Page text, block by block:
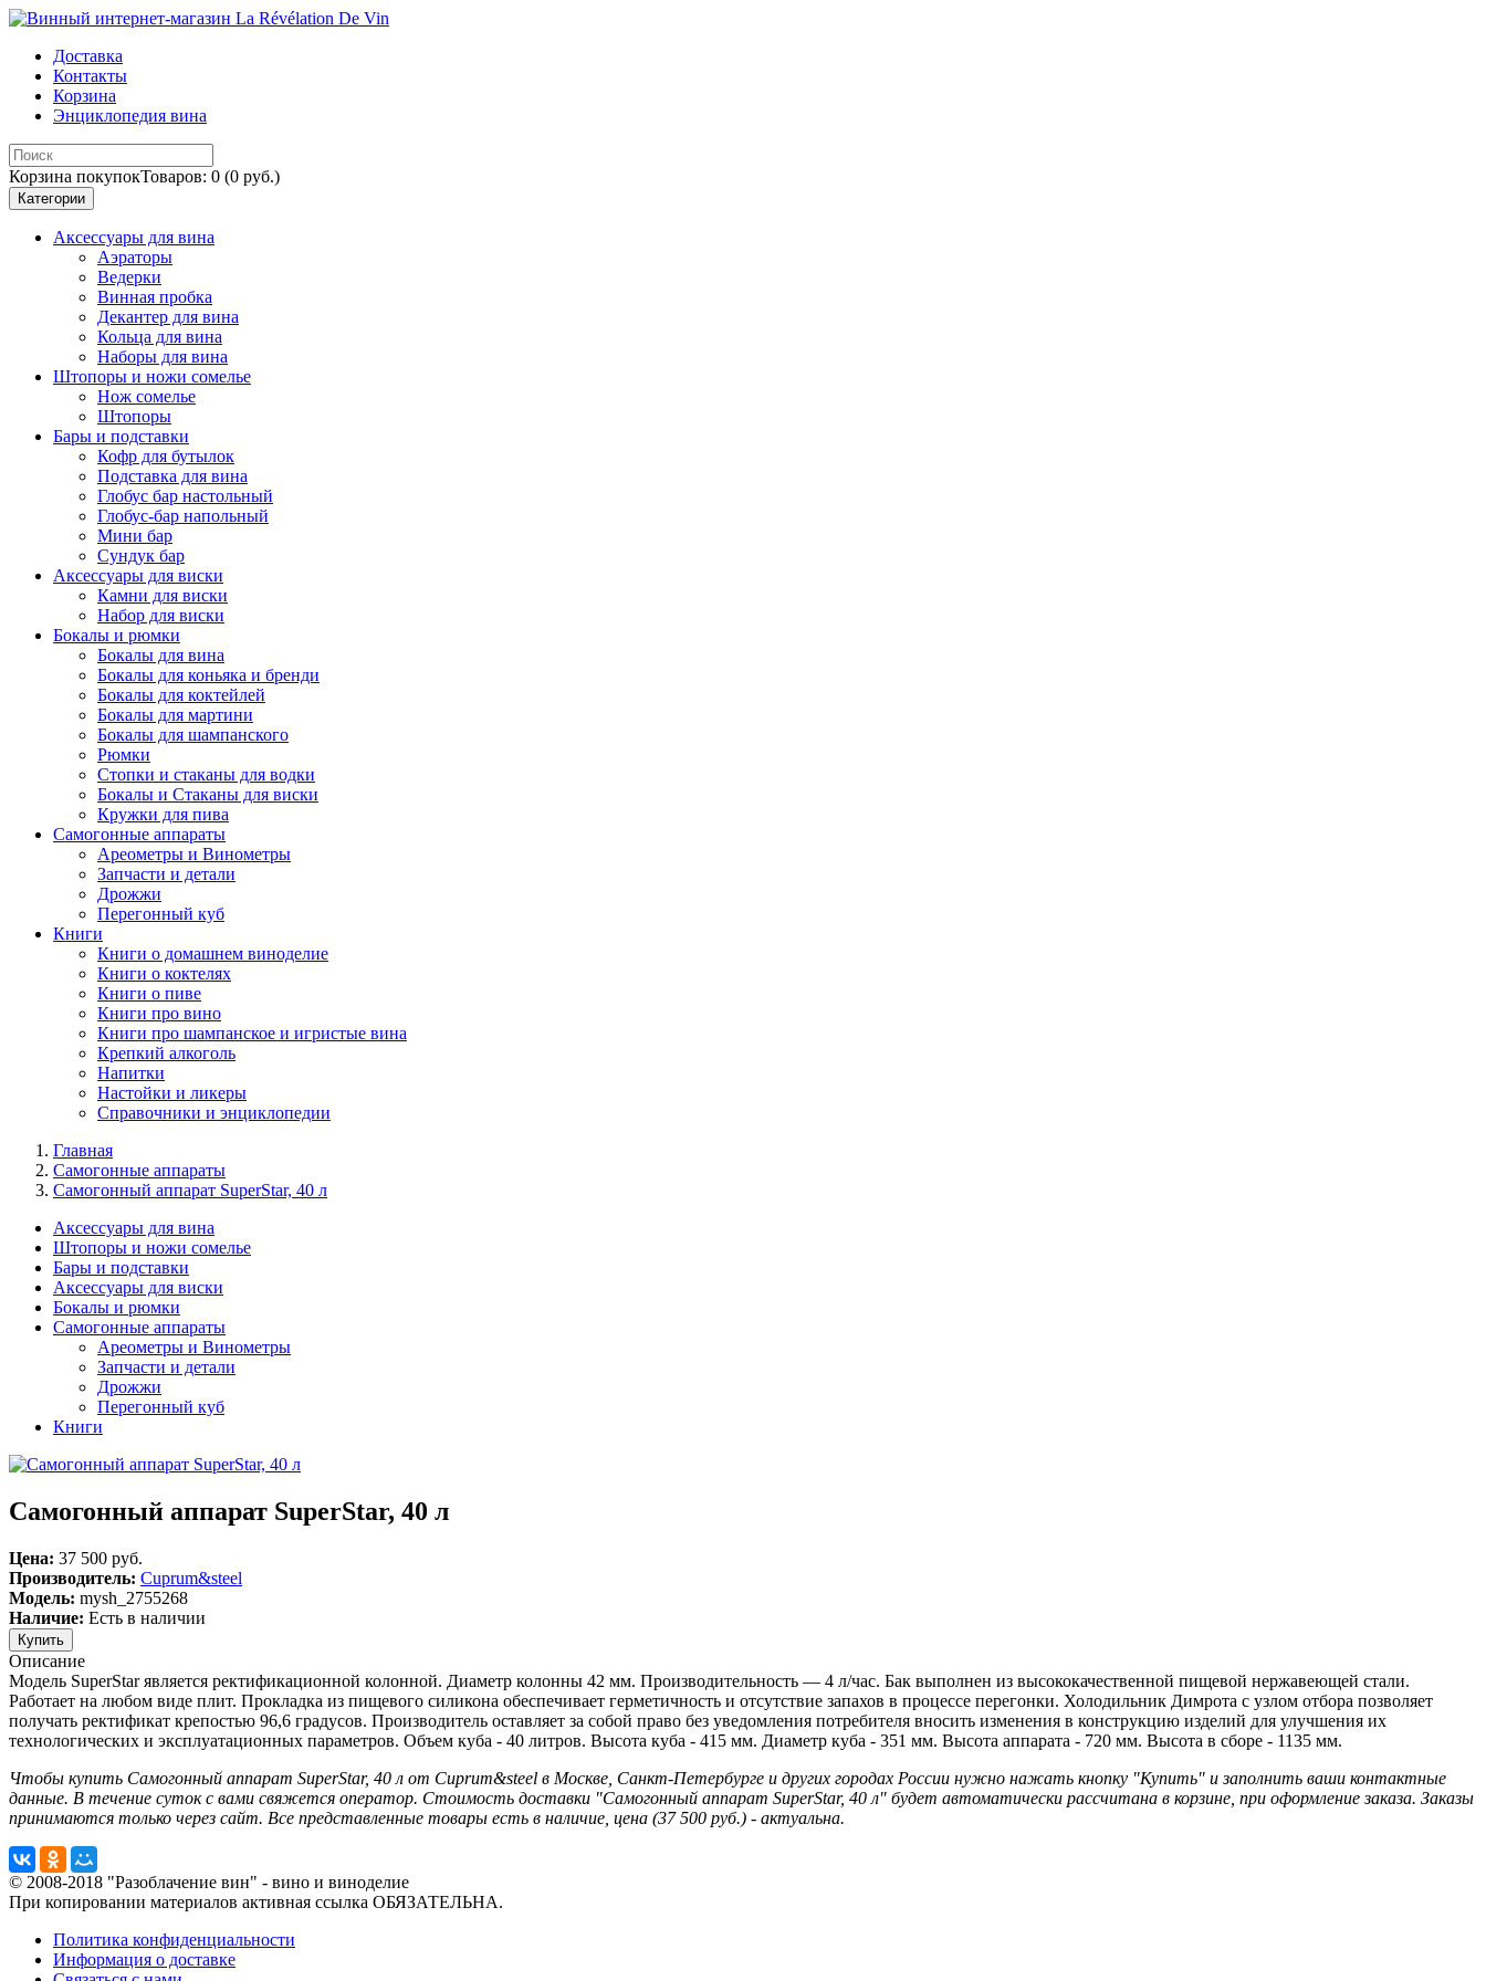
Доставка
Контакты
Корзина
Энциклопедия вина
Корзина покупокТоваров: 0 (0 руб.)
Категории
Аксессуары для вина
Аэраторы
Ведерки
Винная пробка
Декантер для вина
Кольца для вина
Наборы для вина
Штопоры и ножи сомелье
Нож сомелье
Штопоры
Бары и подставки
Кофр для бутылок
Подставка для вина
Глобус бар настольный
Глобус-бар напольный
Мини бар
Сундук бар
Аксессуары для виски
Камни для виски
Набор для виски
Бокалы и рюмки
Бокалы для вина
Бокалы для коньяка и бренди
Бокалы для коктейлей
Бокалы для мартини
Бокалы для шампанского
Рюмки
Стопки и стаканы для водки
Бокалы и Стаканы для виски
Кружки для пива
Самогонные аппараты
Ареометры и Винометры
Запчасти и детали
Дрожжи
Перегонный куб
Книги
Книги о домашнем виноделие
Книги о коктелях
Книги о пиве
Книги про вино
Книги про шампанское и игристые вина
Крепкий алкоголь
Напитки
Настойки и ликеры
Справочники и энциклопедии
Главная
Самогонные аппараты
Самогонный аппарат SuperStar, 40 л
Аксессуары для вина
Штопоры и ножи сомелье
Бары и подставки
Аксессуары для виски
Бокалы и рюмки
Самогонные аппараты
Ареометры и Винометры
Запчасти и детали
Дрожжи
Перегонный куб
Книги
Самогонный аппарат SuperStar, 40 л
Цена: 37 500 руб.
Производитель: Cuprum&steel
Модель: mysh_2755268
Наличие: Есть в наличии
Описание
Модель SuperStar является ректификационной колонной. Диаметр колонны 42 мм. Производительность — 4 л/час. Бак выполнен из высококачественной пищевой нержавеющей стали.
Работает на любом виде плит. Прокладка из пищевого силикона обеспечивает герметичность и отсутствие запахов в процессе перегонки. Холодильник Димрота с узлом отбора позволяет
получать ректификат крепостью 96,6 градусов. Производитель оставляет за собой право без уведомления потребителя вносить изменения в конструкцию изделий для улучшения их
технологических и эксплуатационных параметров. Объем куба - 40 литров. Высота куба - 415 мм. Диаметр куба - 351 мм. Высота аппарата - 720 мм. Высота в сборе - 1135 мм.
Чтобы купить Самогонный аппарат SuperStar, 40 л от Cuprum&steel в Москве, Санкт-Петербурге и других городах России нужно нажать кнопку "Купить" и заполнить ваши контактные
данные. В течение суток с вами свяжется оператор. Стоимость доставки "Самогонный аппарат SuperStar, 40 л" будет автоматически рассчитана в корзине, при оформление заказа. Заказы
принимаются только через сайт. Все представленные товары есть в наличие, цена (37 500 руб.) - актуальна.
© 2008-2018 "Разоблачение вин" - вино и виноделие
При копировании материалов активная ссылка ОБЯЗАТЕЛЬНА.
Политика конфиденциальности
Информация о доставке